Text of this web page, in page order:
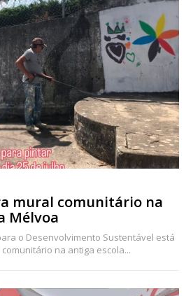
Escolha o plano
mural comunitário na
Mélvoa
o Desenvolvimento Sustentável está
na antiga escola...